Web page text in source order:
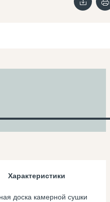
Характеристики
доска камерной сушки